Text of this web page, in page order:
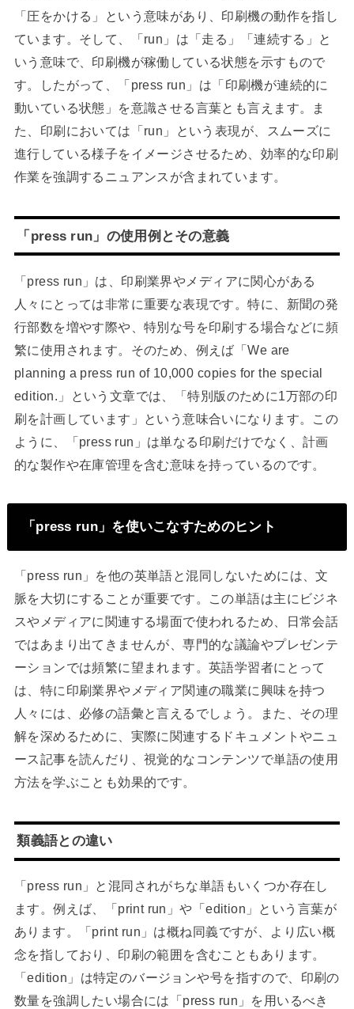
「圧をかける」という意味があり、印刷機の動作を指し
ています。そして、「run」は「走る」「連続する」と
いう意味で、印刷機が稼働している状態を示すもので
す。したがって、「press run」は「印刷機が連続的に
動いている状態」を意識させる言葉とも言えます。ま
た、印刷においては「run」という表現が、スムーズに
進行している様子をイメージさせるため、効率的な印刷
作業を強調するニュアンスが含まれています。
「press run」の使用例とその意義
「press run」は、印刷業界やメディアに関心がある
人々にとっては非常に重要な表現です。特に、新聞の発
行部数を増やす際や、特別な号を印刷する場合などに頻
繁に使用されます。そのため、例えば「We are
planning a press run of 10,000 copies for the special
edition.」という文章では、「特別版のために1万部の印
刷を計画しています」という意味合いになります。この
ように、「press run」は単なる印刷だけでなく、計画
的な製作や在庫管理を含む意味を持っているのです。
「press run」を使いこなすためのヒント
「press run」を他の英単語と混同しないためには、文
脈を大切にすることが重要です。この単語は主にビジネ
スやメディアに関連する場面で使われるため、日常会話
ではあまり出てきませんが、専門的な議論やプレゼンテ
ーションでは頻繁に望まれます。英語学習者にとって
は、特に印刷業界やメディア関連の職業に興味を持つ
人々には、必修の語彙と言えるでしょう。また、その理
解を深めるために、実際に関連するドキュメントやニュ
ース記事を読んだり、視覚的なコンテンツで単語の使用
方法を学ぶことも効果的です。
類義語との違い
「press run」と混同されがちな単語もいくつか存在し
ます。例えば、「print run」や「edition」という言葉が
あります。「print run」は概ね同義ですが、より広い概
念を指しており、印刷の範囲を含むこともあります。
「edition」は特定のバージョンや号を指すので、印刷の
数量を強調したい場合には「press run」を用いるべき